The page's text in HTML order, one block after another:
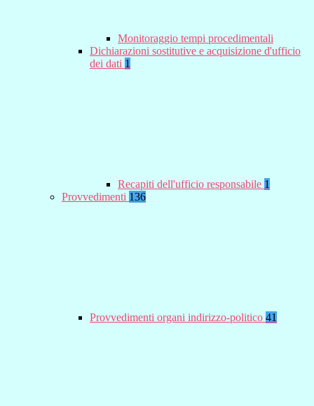
Monitoraggio tempi procedimentali
Dichiarazioni sostitutive e acquisizione d'ufficio
dei dati 1
Recapiti dell'ufficio responsabile 1
Provvedimenti 136
Provvedimenti organi indirizzo-politico 41